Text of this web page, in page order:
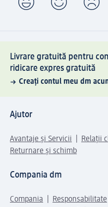
Livrare gratuită pentru
ridicare expres gratuită
Creați contul meu dm
Ajutor
Avantaje și Servicii Relații
Returnare și schimb
Compania dm
Compania Responsabilitate